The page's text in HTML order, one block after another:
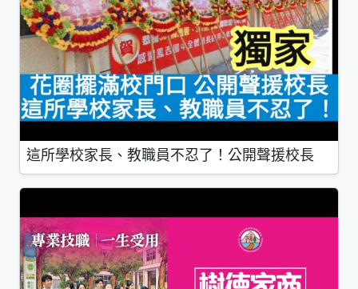
這所學校家長、教職員不忍了！公開聲援校長